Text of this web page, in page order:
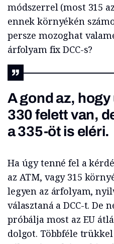
módszerrel (most 315
ennek környékén
persze mozoghat
árfolyam fix DCC-s?
A gond az,
330 felett van,
a 335-öt is eléri.
Ha úgy tenné fel a
az ATM, vagy 315
legyen az árfolyam,
választaná a DCC-t. De
próbálja most az EU
dolgot. Többféle trükkel